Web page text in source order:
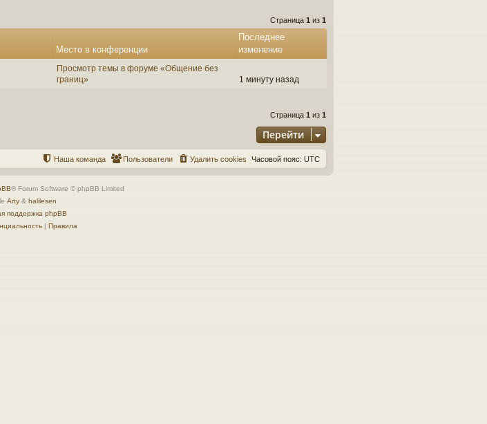
Страница 1 из 1
Место в конференции
Последнее
изменение
Просмотр темы в форуме «Общение без
границ»
1 минуту назад
Страница 1 из 1
Перейти
Часовой пояс: UTC
Удалить cookies
Пользователи
Наша команда
® Forum Software © phpBB Limited
Arty & halilesen
поддержка phpBB
| Правила